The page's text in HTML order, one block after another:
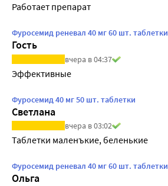
Работает препарат
Фуросемид реневал 40 мг 60 шт. таблетки
Гость
вчера в 04:37
Эффективные
Фуросемид 40 мг 50 шт. таблетки
Светлана
вчера в 03:02
Таблетки маленъкие, беленькие
Фуросемид реневал 40 мг 60 шт. таблетки
Ольга